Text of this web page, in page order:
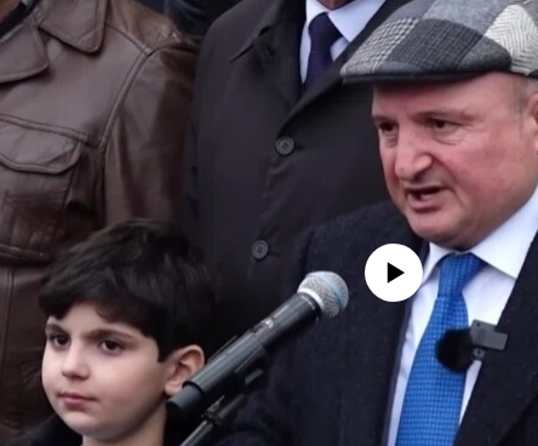
No media source currently